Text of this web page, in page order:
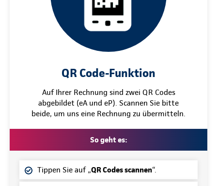
QR Code-Funktion
Auf Ihrer Rechnung sind zwei QR Codes
abgebildet (eA und eP). Scannen Sie bitte
beide, um uns eine Rechnung zu übermitteln.
So geht es:
Tippen Sie auf „QR Codes scannen“.